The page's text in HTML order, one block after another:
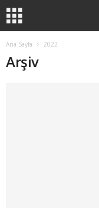
Ana Sayfa 2022
Arşiv